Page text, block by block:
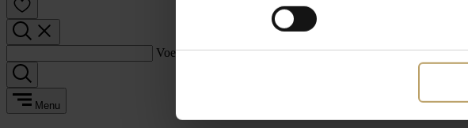
Voer een zoekterm in:
Menu